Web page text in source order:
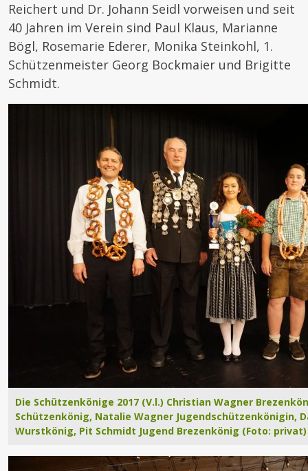
Reichert und Dr. Johann Seidl vorweisen und seit
40 Jahren im Verein sind Paul Klaus, Marianne
Bögl, Rosemarie Ederer, Monika Steinkohl, 1.
Schützenmeister Georg Bockmaier und Brigitte
Schmidt.
Die Schützenkönige 2017 (V.l.) Christian Wagner
Schützenkönig, Natalie Wagner Jugendschützenkönigin,
Wurstkönig, Pit Schmidt Jugend Brezenkönig (Foto: privat)